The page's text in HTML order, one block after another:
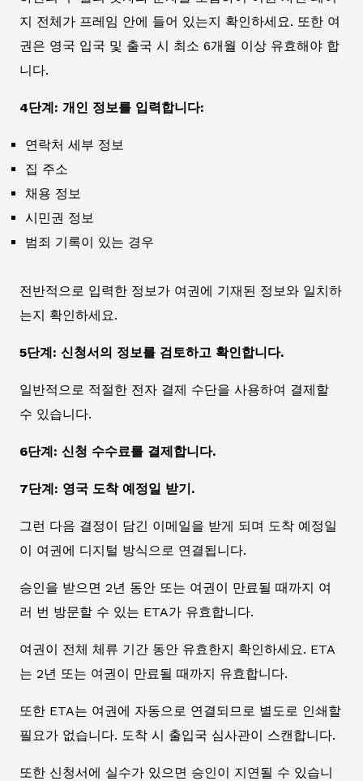
지 전체가 프레임 안에 들어 있는지 확인하세요. 또한 여
권은 영국 입국 및 출국 시 최소 6개월 이상 유효해야 합
니다.
4단계: 개인 정보를 입력합니다:
연락처 세부 정보
집 주소
채용 정보
시민권 정보
범죄 기록이 있는 경우
전반적으로 입력한 정보가 여권에 기재된 정보와 일치하
는지 확인하세요.
5단계: 신청서의 정보를 검토하고 확인합니다.
일반적으로 적절한 전자 결제 수단을 사용하여 결제할
수 있습니다.
6단계: 신청 수수료를 결제합니다.
7단계: 영국 도착 예정일 받기.
그런 다음 결정이 담긴 이메일을 받게 되며 도착 예정일
이 여권에 디지털 방식으로 연결됩니다.
승인을 받으면 2년 동안 또는 여권이 만료될 때까지 여
러 번 방문할 수 있는 ETA가 유효합니다.
여권이 전체 체류 기간 동안 유효한지 확인하세요. ETA
는 2년 또는 여권이 만료될 때까지 유효합니다.
또한 ETA는 여권에 자동으로 연결되므로 별도로 인쇄할
필요가 없습니다. 도착 시 출입국 심사관이 스캔합니다.
또한 신청서에 실수가 있으면 승인이 지연될 수 있습니